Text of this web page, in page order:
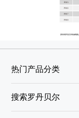
热门产品分类
搜索罗丹贝尔